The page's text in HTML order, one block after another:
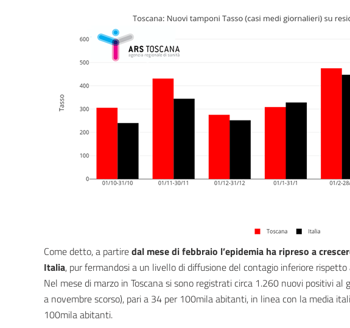
Come detto, a partiredal mese di febbraio l’epidemia ha ripreso a
Italia, pur fermandosi a un livello di diffusione del contagio inferiore
Nel mese di marzo in Toscana si sono registrati circa 1.260 nuovi positivi
a novembre scorso), pari a 34 per 100mila abitanti, in linea con la media
100mila abitanti.